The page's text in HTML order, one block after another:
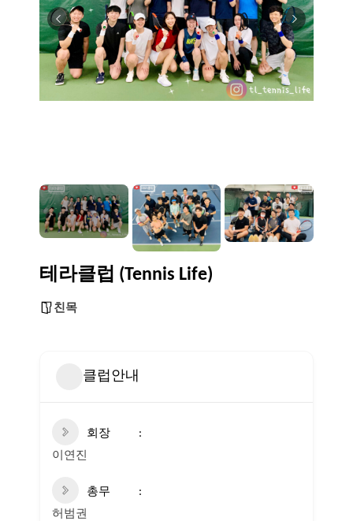
테라클럽 (Tennis Life)
친목
클럽안내
회장
이연진
총무
허범권